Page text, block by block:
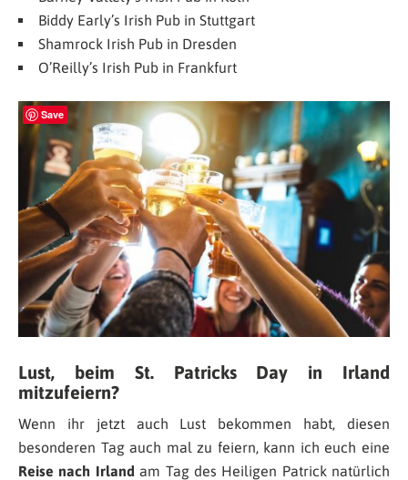
Biddy Early’s Irish Pub in Stuttgart
Shamrock Irish Pub in Dresden
O’Reilly’s Irish Pub in Frankfurt
Save
Lust, beim St. Patricks Day in Irland
mitzufeiern?
Wenn ihr jetzt auch Lust bekommen habt, diesen
besonderen Tag auch mal zu feiern, kann ich euch eine
Reise nach Irland am Tag des Heiligen Patrick natürlich